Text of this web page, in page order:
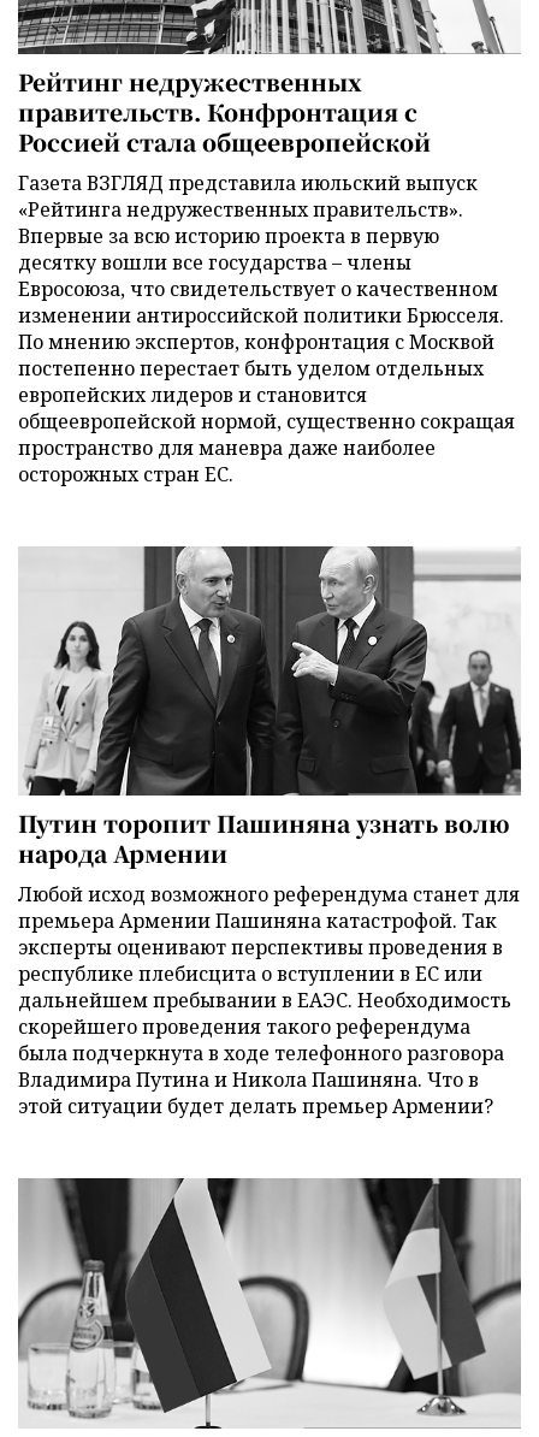
Рейтинг недружественных
правительств. Конфронтация с
Россией стала общеевропейской
Газета ВЗГЛЯД представила июльский выпуск
«Рейтинга недружественных правительств».
Впервые за всю историю проекта в первую
десятку вошли все государства – члены
Евросоюза, что свидетельствует о качественном
изменении антироссийской политики Брюсселя.
По мнению экспертов, конфронтация с Москвой
постепенно перестает быть уделом отдельных
европейских лидеров и становится
общеевропейской нормой, существенно сокращая
пространство для маневра даже наиболее
осторожных стран ЕС.
Путин торопит Пашиняна узнать волю
народа Армении
Любой исход возможного референдума станет для
премьера Армении Пашиняна катастрофой. Так
эксперты оценивают перспективы проведения в
республике плебисцита о вступлении в ЕС или
дальнейшем пребывании в ЕАЭС. Необходимость
скорейшего проведения такого референдума
была подчеркнута в ходе телефонного разговора
Владимира Путина и Никола Пашиняна. Что в
этой ситуации будет делать премьер Армении?